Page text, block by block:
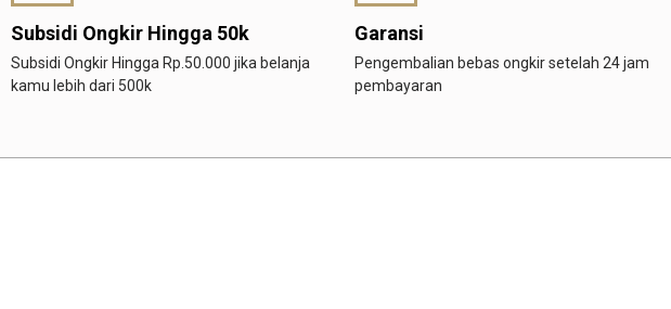
Subsidi Ongkir Hingga 50k
Subsidi Ongkir Hingga Rp.50.000 jika belanja
kamu lebih dari 500k
Garansi
Pengembalian bebas ongkir setelah 24 jam
pembayaran